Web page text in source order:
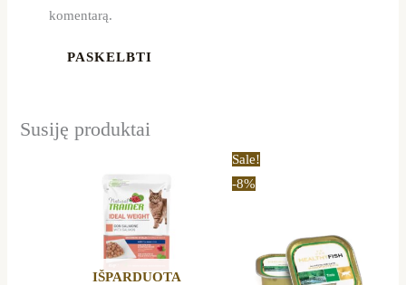
komentarą.
Susiję produktai
IŠPARDUOTA
Sale!
-8%